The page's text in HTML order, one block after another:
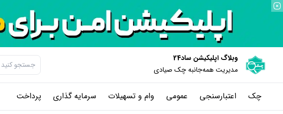
وبلاگ اپلیکیشن ساد24
مدیریت همه‌جانبه چک‌ صیادی
چک اعتبارسنجی عمومی وام و تسهیلات سرمایه گذاری پرداخت